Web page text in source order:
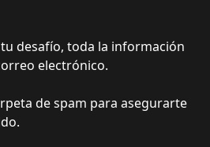
desafío, toda la información
electrónico.
de spam para asegurarte